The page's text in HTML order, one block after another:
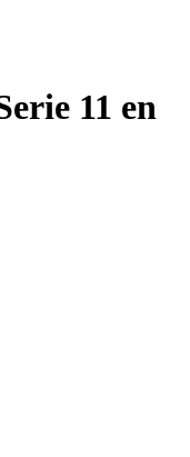
11 en